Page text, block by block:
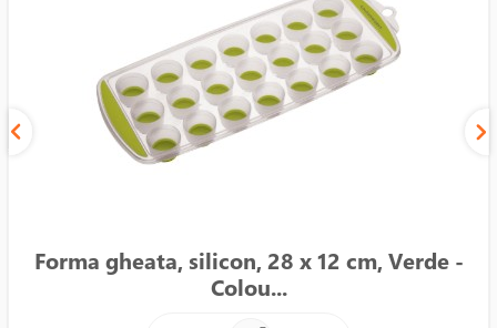
Forma gheata, silicon, 28 x 12 cm, Verde -
Colou...